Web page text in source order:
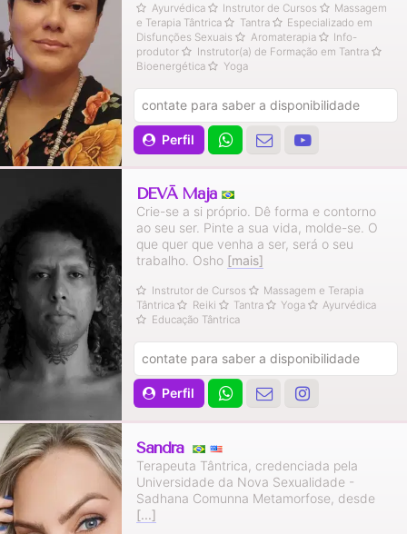
Ayurvédica Instrutor de Cursos
Massagem
e Terapia Tântrica
Tantra
Especializado em
Disfunções Sexuais
Aromaterapia
Info-
produtor
Instrutor(a) de Formação em Tantra
Bioenergética
Yoga
Perfil
contate para saber a disponibilidade
DEVĀ Mājā
Crie-se a si próprio. Dê forma e contorno
ao seu ser. Pinte a sua vida, molde-se. O
que quer que venha a ser, será o seu
trabalho. Osho [mais]
Instrutor de Cursos
Massagem e Terapia
Tântrica
Reiki Tantra Yoga
Ayurvédica
Educação Tântrica
Perfil
contate para saber a disponibilidade
Sandra
Terapeuta Tântrica, credenciada pela
Universidade da Nova Sexualidade -
Sadhana Comunna Metamorfose, desde
[...]